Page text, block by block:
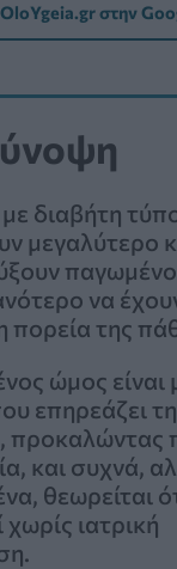
στην
διαβήτη
μεγαλύτερο
να
πορεία της
ώμος είναι
επηρεάζει
και συχνά,
θεωρείται
ιατρική